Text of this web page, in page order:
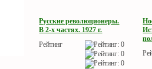
Русские революционеры.
В 2-х частях. 1927 г.
Рейтинг